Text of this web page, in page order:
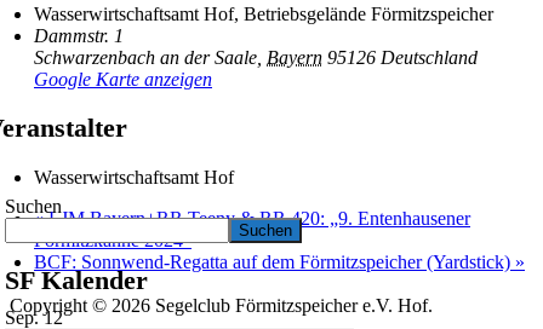
Wasserwirtschaftsamt Hof, Betriebsgelände Förmitzspeicher
Dammstr. 1
Schwarzenbach an der Saale Bayern 95126 Deutschland
Google Karte anzeigen
Wasserwirtschaftsamt Hof
«LJM Bayern+RR Teeny & RR 420: „9. Entenhausener
Förmitzkanne 2024“
BCF: Sonnwend-Regatta auf dem Förmitzspeicher (Yardstick) »
Suchen
Suchen
SF Kalender
Sep.12
Copyright © 2026 Segelclub Förmitzspeicher e.V. Hof.